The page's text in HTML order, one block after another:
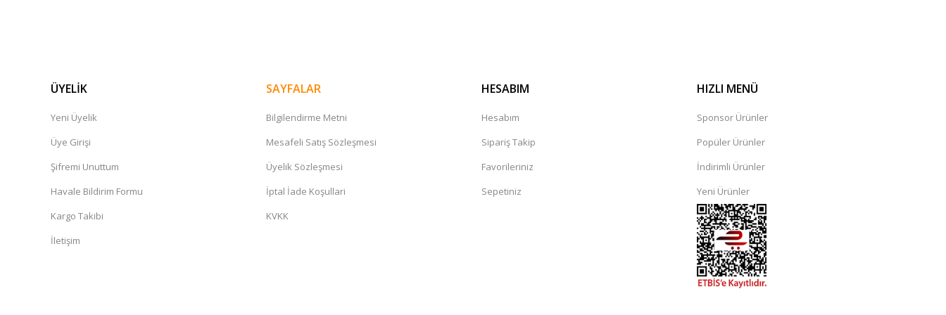
ÜYELİK
Yeni Üyelik
Üye Girişi
Şifremi Unuttum
Havale Bildirim Formu
Kargo Takibi
İletişim
SAYFALAR
Bilgilendirme Metni
Mesafeli Satış Sözleşmesi
Üyelik Sözleşmesi
İptal İade Koşullari
KVKK
HESABIM
Hesabım
Sipariş Takip
Favorileriniz
Sepetiniz
HIZLI MENÜ
Sponsor Ürünler
Popüler Ürünler
İndirimli Ürünler
Yeni Ürünler